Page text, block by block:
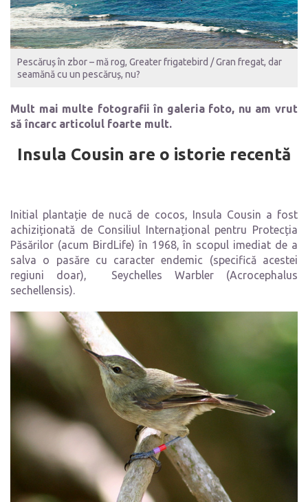
Pescăruș în zbor – mă rog, Greater frigatebird / Gran fregat, dar
seamănă cu un pescăruș, nu?
Mult mai multe fotografii în galeria foto, nu am vrut
să încarc articolul foarte mult.
Insula Cousin are o istorie recentă
Initial plantație de nucă de cocos, Insula Cousin a fost
achiziționată de Consiliul Internațional pentru Protecția
Păsărilor (acum BirdLife) în 1968, în scopul imediat de a
salva o pasăre cu caracter endemic (specifică acestei
regiuni doar), Seychelles Warbler (Acrocephalus
sechellensis).